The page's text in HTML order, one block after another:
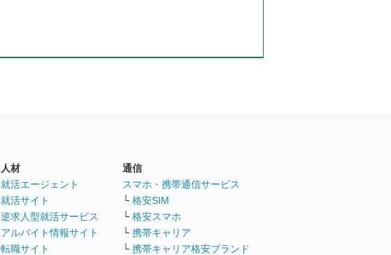
人材
就活エージェント
就活サイト
逆求人型就活サービス
アルバイト情報サイト
転職サイト
通信
スマホ・携帯通信サービス
└ 格安SIM
└ 格安スマホ
└ 携帯キャリア
└ 携帯キャリア格安ブランド